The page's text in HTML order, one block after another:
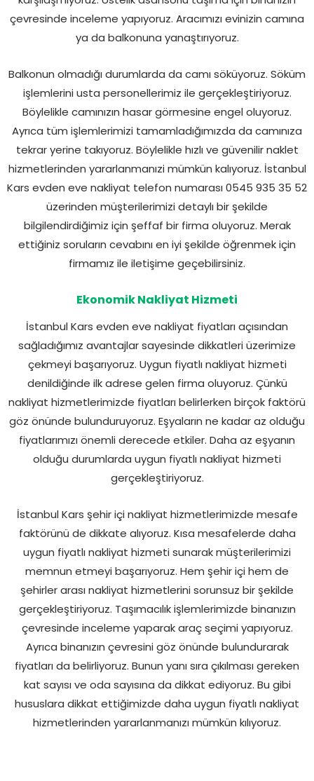
çevresinde inceleme yapıyoruz. Aracımızı evinizin camına
ya da balkonuna yanaştırıyoruz.
Balkonun olmadığı durumlarda da camı söküyoruz. Söküm
işlemlerini usta personellerimiz ile gerçekleştiriyoruz.
Böylelikle camınızın hasar görmesine engel oluyoruz.
Ayrıca tüm işlemlerimizi tamamladığımızda da camınıza
tekrar yerine takıyoruz. Böylelikle hızlı ve güvenilir naklet
hizmetlerinden yararlanmanızi mümkün kalıyoruz. İstanbul
Kars evden eve nakliyat telefon numarası 0545 935 35 52
üzerinden müşterilerimizi detaylı bir şekilde
bilgilendirdiğimiz için şeffaf bir firma oluyoruz. Merak
ettiğiniz soruların cevabını en iyi şekilde öğrenmek için
firmamız ile iletişime geçebilirsiniz.
Ekonomik Nakliyat Hizmeti
İstanbul Kars evden eve nakliyat fiyatları açısından
sağladığımız avantajlar sayesinde dikkatleri üzerimize
çekmeyi başarıyoruz. Uygun fiyatlı nakliyat hizmeti
denildiğinde ilk adrese gelen firma oluyoruz. Çünkü
nakliyat hizmetlerimizde fiyatları belirlerken birçok faktörü
göz önünde bulunduruyoruz. Eşyaların ne kadar az olduğu
fiyatlarımızı önemli derecede etkiler. Daha az eşyanın
olduğu durumlarda uygun fiyatlı nakliyat hizmeti
gerçekleştiriyoruz.
İstanbul Kars şehir içi nakliyat hizmetlerimizde mesafe
faktörünü de dikkate alıyoruz. Kısa mesafelerde daha
uygun fiyatlı nakliyat hizmeti sunarak müşterilerimizi
memnun etmeyi başarıyoruz. Hem şehir içi hem de
şehirler arası nakliyat hizmetlerini sorunsuz bir şekilde
gerçekleştiriyoruz. Taşımacılık işlemlerimizde binanızın
çevresinde inceleme yaparak araç seçimi yapıyoruz.
Ayrıca binanızın çevresini göz önünde bulundurarak
fiyatları da belirliyoruz. Bunun yanı sıra çıkılması gereken
kat sayısı ve oda sayısına da dikkat ediyoruz. Bu gibi
hususlara dikkat ettiğimizde daha uygun fiyatlı nakliyat
hizmetlerinden yararlanmanızı mümkün kılıyoruz.